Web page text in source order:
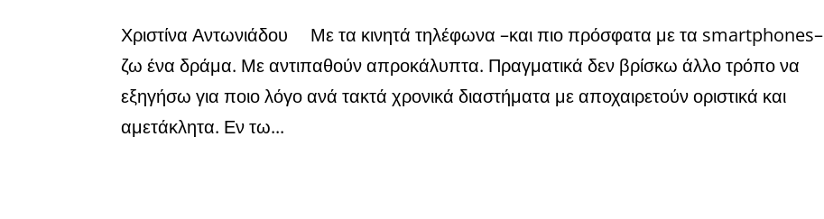
Χριστίνα Αντωνιάδου Με τα κινητά τηλέφωνα –και πιο πρόσφατα με τα smartphones–
ζω ένα δράμα. Με αντιπαθούν απροκάλυπτα. Πραγματικά δεν βρίσκω άλλο τρόπο να
εξηγήσω για ποιο λόγο ανά τακτά χρονικά διαστήματα με αποχαιρετούν οριστικά και
αμετάκλητα. Εν τω...